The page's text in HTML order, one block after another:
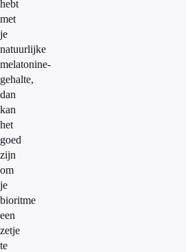
hebt
met
je
natuurlijke
melatonine-
gehalte,
dan
kan
het
goed
zijn
om
je
bioritme
een
zetje
te